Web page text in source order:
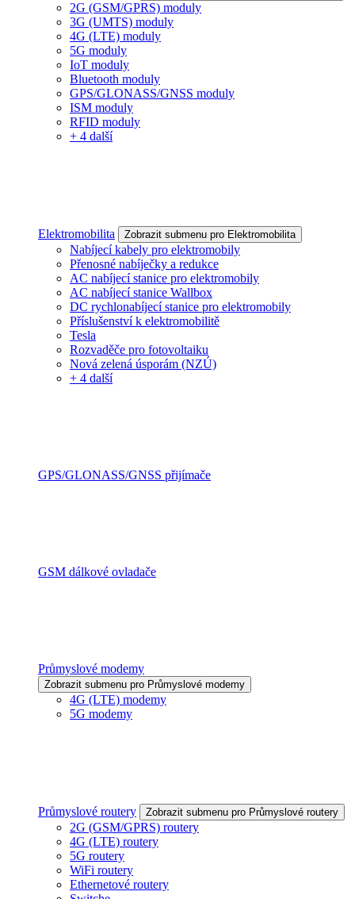
2G (GSM/GPRS) moduly
3G (UMTS) moduly
4G (LTE) moduly
5G moduly
IoT moduly
Bluetooth moduly
GPS/GLONASS/GNSS moduly
ISM moduly
RFID moduly
+ 4 další
Elektromobilita Zobrazit submenu pro Elektromobilita
Nabíjecí kabely pro elektromobily
Přenosné nabíječky a redukce
AC nabíjecí stanice pro elektromobily
AC nabíjecí stanice Wallbox
DC rychlonabíjecí stanice pro elektromobily
Příslušenství k elektromobilitě
Tesla
Rozvaděče pro fotovoltaiku
Nová zelená úsporám (NZÚ)
+ 4 další
GPS/GLONASS/GNSS přijímače
GSM dálkové ovladače
Průmyslové modemy
Zobrazit submenu pro Průmyslové modemy
4G (LTE) modemy
5G modemy
Průmyslové routery Zobrazit submenu pro Průmyslové routery
2G (GSM/GPRS) routery
4G (LTE) routery
5G routery
WiFi routery
Ethernetové routery